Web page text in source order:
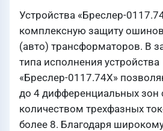
Устройства «Бреслер-
комплексную защиту
(авто) трансформаторов. В
типа исполнения устройства
«Бреслер-0117.74X»
до 4 дифференциальных зон
количеством трехфазных
более 8. Благодаря